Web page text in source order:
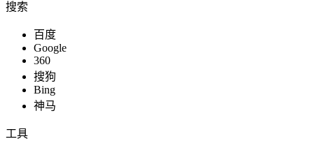
搜索
百度
Google
360
搜狗
Bing
神马
工具